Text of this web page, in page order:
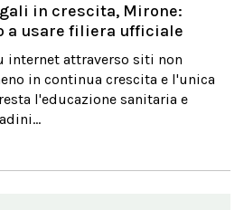
in crescita, Mirone:
a usare filiera ufficiale
internet attraverso siti non
in continua crescita e l'unica
l'educazione sanitaria e